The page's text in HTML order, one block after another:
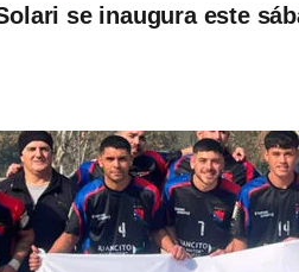
se inaugura este